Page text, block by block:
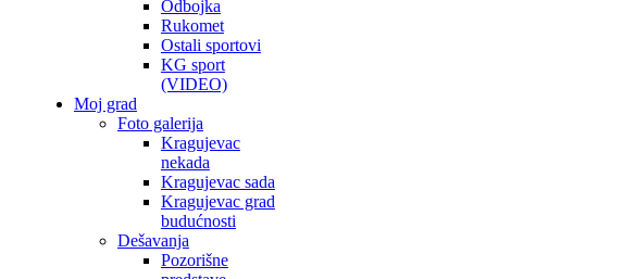
Odbojka
Rukomet
Ostali sportovi
KG sport
(VIDEO)
Moj grad
Foto galerija
Kragujevac
nekada
Kragujevac sada
Kragujevac grad
budućnosti
Dešavanja
Pozorišne